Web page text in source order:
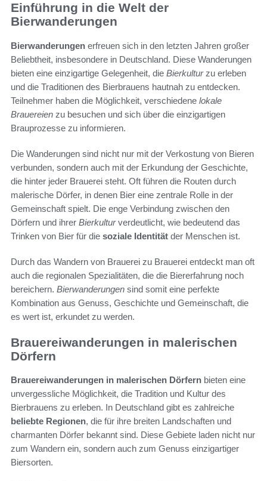
Einführung in die Welt der
Bierwanderungen
Bierwanderungen erfreuen sich in den letzten Jahren großer
Beliebtheit, insbesondere in Deutschland. Diese Wanderungen
bieten eine einzigartige Gelegenheit, die Bierkulturzu erleben
und die Traditionen des Bierbrauens hautnah zu entdecken.
Teilnehmer haben die Möglichkeit, verschiedene lokale
Brauereien zu besuchen und sich über die einzigartigen
Brauprozesse zu informieren.
Die Wanderungen sind nicht nur mit der Verkostung von Bieren
verbunden, sondern auch mit der Erkundung der Geschichte,
die hinter jeder Brauerei steht. Oft führen die Routen durch
malerische Dörfer, in denen Bier eine zentrale Rolle in der
Gemeinschaft spielt. Die enge Verbindung zwischen den
Dörfern und ihrer Bierkulturverdeutlicht, wie bedeutend das
Trinken von Bier für die soziale Identität der Menschen ist.
Durch das Wandern von Brauerei zu Brauerei entdeckt man oft
auch die regionalen Spezialitäten, die die Biererfahrung noch
bereichern. Bierwanderungen sind somit eine perfekte
Kombination aus Genuss, Geschichte und Gemeinschaft, die
es wert ist, erkundet zu werden.
Brauereiwanderungen in malerischen
Dörfern
Brauereiwanderungen in malerischen Dörfern bieten eine
unvergessliche Möglichkeit, die Tradition und Kultur des
Bierbrauens zu erleben. In Deutschland gibt es zahlreiche
beliebte Regionen, die für ihre breiten Landschaften und
charmanten Dörfer bekannt sind. Diese Gebiete laden nicht nur
zum Wandern ein, sondern auch zum Genuss einzigartiger
Biersorten.